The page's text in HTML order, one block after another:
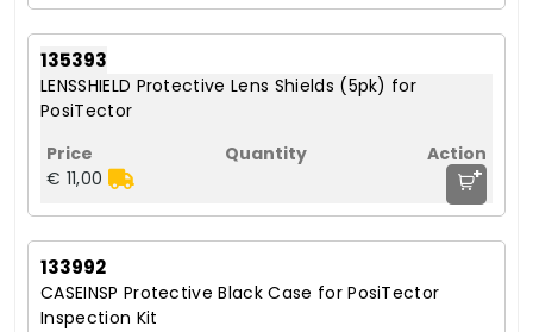
135393
LENSSHIELD Protective Lens Shields (5pk) for
PosiTector
€ 11,00 +
133992
CASEINSP Protective Black Case for PosiTector
Inspection Kit